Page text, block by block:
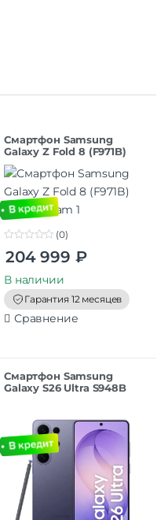
Смартфон Samsung
Galaxy Z Fold 8 (F971B)
12/512 Cream
o
t
o
f
5
(0)
204 999 ₽
В наличии
Гарантия 12 месяцев
Сравнение
Смартфон Samsung
Galaxy S26 Ultra S948B